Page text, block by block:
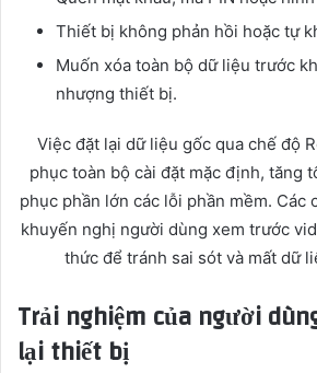
Thiết bị không phản hồi hoặc tự
Muốn xóa toàn bộ dữ liệu trước
nhượng thiết bị.
Việc đặt lại dữ liệu gốc qua chế độ
phục toàn bộ cài đặt mặc định, tăng
phục phần lớn các lỗi phần mềm. Các
khuyến nghị người dùng xem trước
thức để tránh sai sót và mất dữ
Trải nghiệm của người
lại thiết bị